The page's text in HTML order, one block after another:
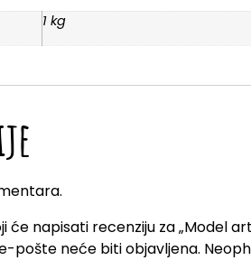
1 kg
će napisati recenziju za „Model
pošte neće biti objavljena.